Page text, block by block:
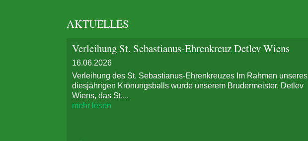
AKTUELLES
Verleihung St. Sebastianus-Ehrenkreuz Detlev Wiens
16.06.2026
Verleihung des St. Sebastianus-Ehrenkreuzes Im Rahmen unseres
diesjährigen Krönungsballs wurde unserem Brudermeister, Detlev
Wiens, das St....
mehr lesen